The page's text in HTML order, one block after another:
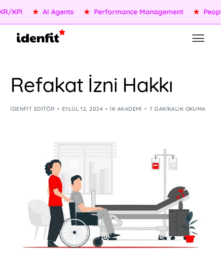
★ AI Agents ★ Performance Management ★ People
Refakat İzni Hakkı
IDENFIT EDITÖR EYLÜL 12, 2024 İK AKADEMI 7 DAKIKALIK OKUMA